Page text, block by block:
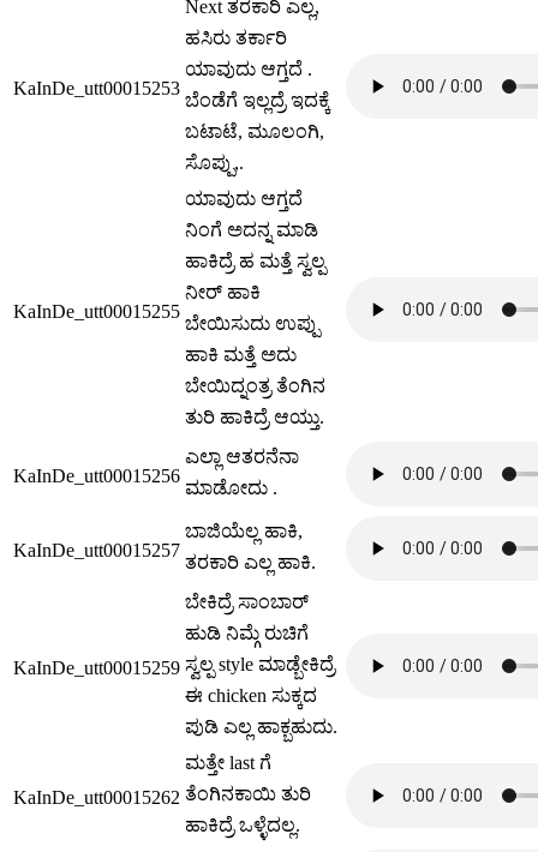
KaInDe_utt00015253
Next ತರಕಾರಿ ಎಲ್ಲ,
ಹಸಿರು ತರ್ಕಾರಿ
ಯಾವುದು ಆಗ್ತದೆ .
ಬೆಂಡೆಗೆ ಇಲ್ಲದ್ರೆ ಇದಕ್ಕೆ
ಬಟಾಟೆ, ಮೂಲಂಗಿ,
ಸೊಪ್ಪು,.
KaInDe_utt00015255
ಯಾವುದು ಆಗ್ತದೆ
ನಿಂಗೆ ಅದನ್ನ ಮಾಡಿ
ಹಾಕಿದ್ರೆ ಹ ಮತ್ತೆ ಸ್ವಲ್ಪ
ನೀರ್ ಹಾಕಿ
ಬೇಯಿಸುದು ಉಪ್ಪು
ಹಾಕಿ ಮತ್ತೆ ಅದು
ಬೇಯಿದ್ನಂತ್ರ ತೆಂಗಿನ
ತುರಿ ಹಾಕಿದ್ರೆ ಆಯ್ತು.
KaInDe_utt00015256
ಎಲ್ಲಾ ಆತರನೆನಾ
ಮಾಡೋದು .
KaInDe_utt00015257
ಬಾಜಿಯೆಲ್ಲ ಹಾಕಿ,
ತರಕಾರಿ ಎಲ್ಲ ಹಾಕಿ.
KaInDe_utt00015259
ಬೇಕಿದ್ರೆ ಸಾಂಬಾರ್
ಹುಡಿ ನಿಮ್ಗೆ ರುಚಿಗೆ
ಸ್ವಲ್ಪ style ಮಾಡ್ಬೇಕಿದ್ರೆ
ಈ chicken ಸುಕ್ಕದ
ಪುಡಿ ಎಲ್ಲ ಹಾಕ್ಬಹುದು.
KaInDe_utt00015262
ಮತ್ತೇ last ಗೆ
ತೆಂಗಿನಕಾಯಿ ತುರಿ
ಹಾಕಿದ್ರೆ ಒಳ್ಳೆದಲ್ಲ.